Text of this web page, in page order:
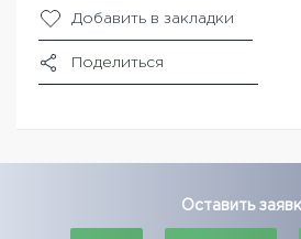
Добавить в закладки
Поделиться
Оставить